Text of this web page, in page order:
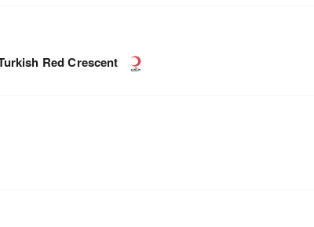
Red Crescent